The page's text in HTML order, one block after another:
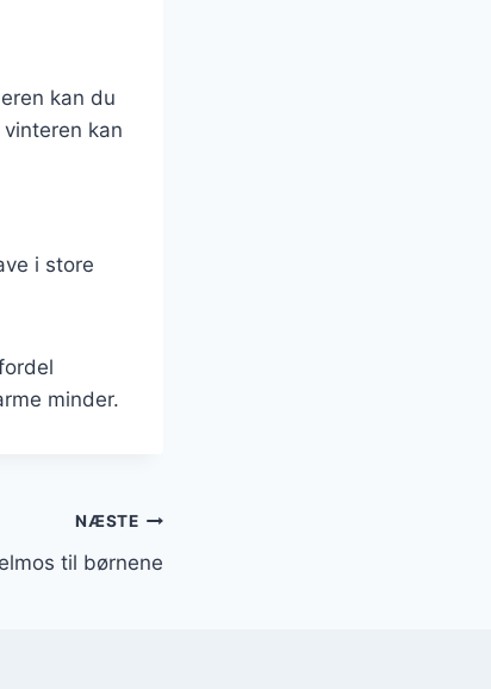
kan du
kan
i store
minder.
NÆSTE
til børnene